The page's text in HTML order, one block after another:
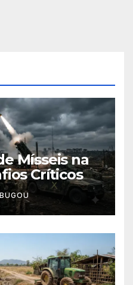
Mísseis na
Críticos
BUGOU